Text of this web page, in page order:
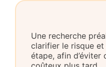
Une recherche
clarifier le risque
étape, afin d’éviter